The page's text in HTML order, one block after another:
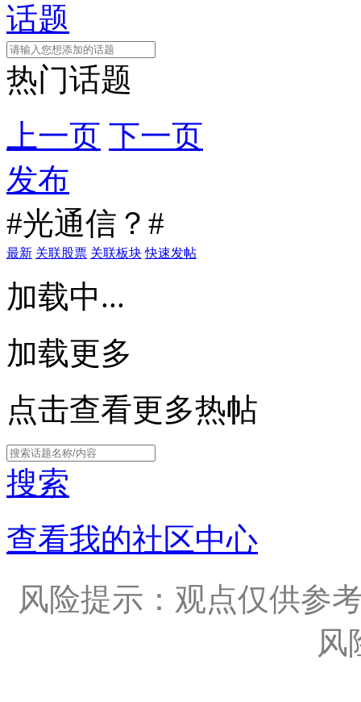
话题
热门话题
上一页 下一页
发布
#光通信？#
最新 关联股票 关联板块 快速发帖
加载中...
加载更多
点击查看更多热帖
搜索
查看我的社区中心
风险提示：观点仅供参
风